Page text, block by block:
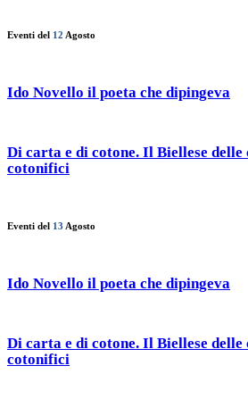
Eventi del 12 Agosto
Ido Novello il poeta che dipingeva
Di carta e di cotone. Il Biellese
cotonifici
Eventi del 13 Agosto
Ido Novello il poeta che dipingeva
Di carta e di cotone. Il Biellese
cotonifici